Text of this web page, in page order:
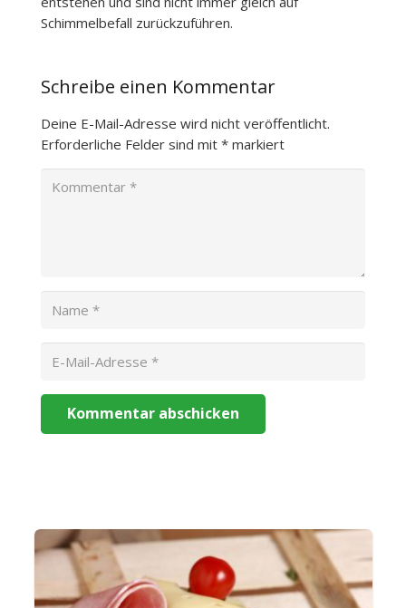
Schimmelbefall zurückzuführen.
Schreibe einen Kommentar
Deine E-Mail-Adresse wird nicht veröffentlicht.
Erforderliche Felder sind mit * markiert
Kommentar abschicken